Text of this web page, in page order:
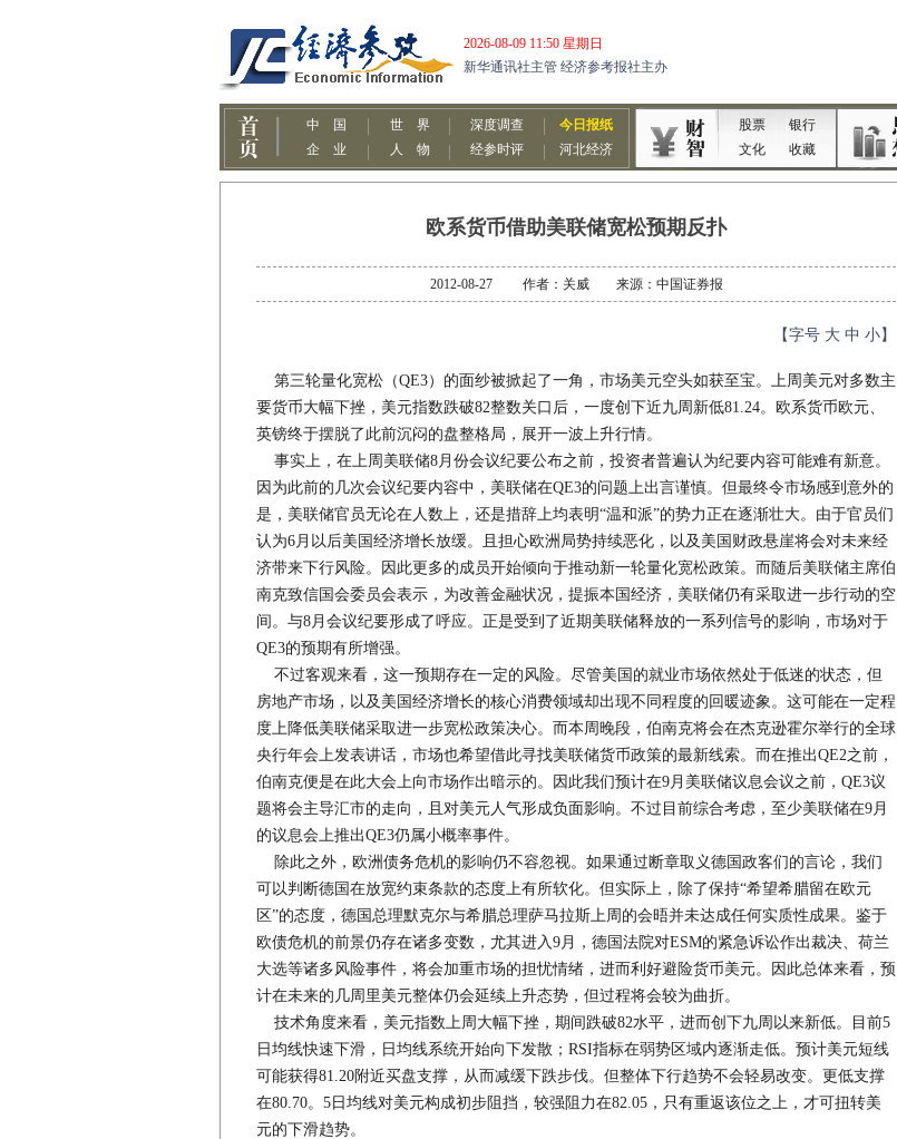
欧系货币借助美联储宽松预期反扑
2012-08-27 作者：关威 来源：中国证券报
【字号 大 中 小】
第三轮量化宽松（QE3）的面纱被掀起了一角，市场美元空头如获至宝。上周美元对多数主
要货币大幅下挫，美元指数跌破82整数关口后，一度创下近九周新低81.24。欧系货币欧元、
英镑终于摆脱了此前沉闷的盘整格局，展开一波上升行情。
事实上，在上周美联储8月份会议纪要公布之前，投资者普遍认为纪要内容可能难有新意。
因为此前的几次会议纪要内容中，美联储在QE3的问题上出言谨慎。但最终令市场感到意外的
是，美联储官员无论在人数上，还是措辞上均表明“温和派”的势力正在逐渐壮大。由于官员们
认为6月以后美国经济增长放缓。且担心欧洲局势持续恶化，以及美国财政悬崖将会对未来经
济带来下行风险。因此更多的成员开始倾向于推动新一轮量化宽松政策。而随后美联储主席伯
南克致信国会委员会表示，为改善金融状况，提振本国经济，美联储仍有采取进一步行动的空
间。与8月会议纪要形成了呼应。正是受到了近期美联储释放的一系列信号的影响，市场对于
QE3的预期有所增强。
不过客观来看，这一预期存在一定的风险。尽管美国的就业市场依然处于低迷的状态，但
房地产市场，以及美国经济增长的核心消费领域却出现不同程度的回暖迹象。这可能在一定程
度上降低美联储采取进一步宽松政策决心。而本周晚段，伯南克将会在杰克逊霍尔举行的全球
央行年会上发表讲话，市场也希望借此寻找美联储货币政策的最新线索。而在推出QE2之前，
伯南克便是在此大会上向市场作出暗示的。因此我们预计在9月美联储议息会议之前，QE3议
题将会主导汇市的走向，且对美元人气形成负面影响。不过目前综合考虑，至少美联储在9月
的议息会上推出QE3仍属小概率事件。
除此之外，欧洲债务危机的影响仍不容忽视。如果通过断章取义德国政客们的言论，我们
可以判断德国在放宽约束条款的态度上有所软化。但实际上，除了保持“希望希腊留在欧元
区”的态度，德国总理默克尔与希腊总理萨马拉斯上周的会晤并未达成任何实质性成果。鉴于
欧债危机的前景仍存在诸多变数，尤其进入9月，德国法院对ESM的紧急诉讼作出裁决、荷兰
大选等诸多风险事件，将会加重市场的担忧情绪，进而利好避险货币美元。因此总体来看，预
计在未来的几周里美元整体仍会延续上升态势，但过程将会较为曲折。
技术角度来看，美元指数上周大幅下挫，期间跌破82水平，进而创下九周以来新低。目前5
日均线快速下滑，日均线系统开始向下发散；RSI指标在弱势区域内逐渐走低。预计美元短线
可能获得81.20附近买盘支撑，从而减缓下跌步伐。但整体下行趋势不会轻易改变。更低支撑
在80.70。5日均线对美元构成初步阻挡，较强阻力在82.05，只有重返该位之上，才可扭转美
元的下滑趋势。